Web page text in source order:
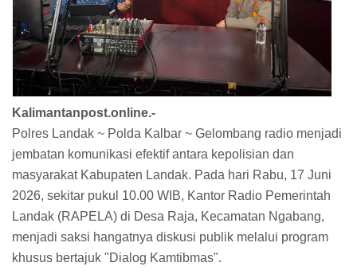
Kalimantanpost.online.-
Polres Landak ~ Polda Kalbar ~ Gelombang radio menjadi
jembatan komunikasi efektif antara kepolisian dan
masyarakat Kabupaten Landak. Pada hari Rabu, 17 Juni
2026, sekitar pukul 10.00 WIB, Kantor Radio Pemerintah
Landak (RAPELA) di Desa Raja, Kecamatan Ngabang,
menjadi saksi hangatnya diskusi publik melalui program
khusus bertajuk "Dialog Kamtibmas".